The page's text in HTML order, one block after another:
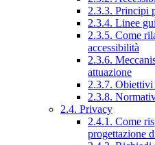
2.3.3. Principi
2.3.4. Linee
2.3.5. Come
accessibilità
2.3.6.
attuazione
2.3.7. Obiettivi
2.3.8.
2.4. Privacy
2.4.1. Come
progettazione